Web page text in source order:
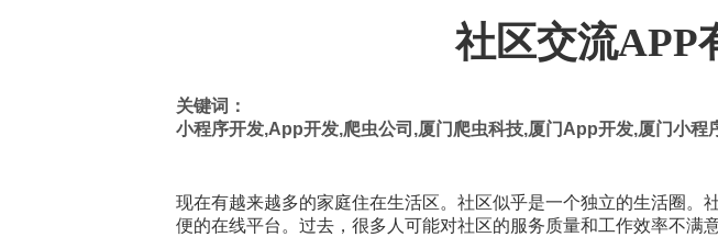
社区交流APP
关键词：
小程序开发,App开发,爬虫公司 ,厦门爬虫科技,厦门 App开发,厦门小程
现在有越来越多的家庭住在生活区。社区似乎是一个独立的生活圈
便的在线平台。过去，很多人可能对社区的服务质量和工作效率不